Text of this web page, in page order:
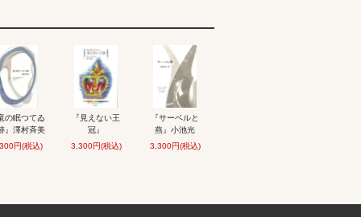
の眠つてゐ
』澤村斉美
円(税込)
『見えない王
冠』
3,300円(税込)
『サーベルと
燕』小池光
3,300円(税込)